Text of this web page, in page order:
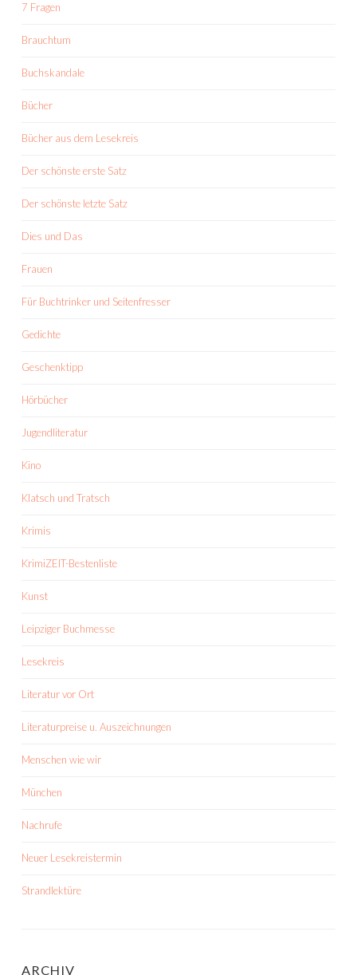
7 Fragen
Brauchtum
Buchskandale
Bücher
Bücher aus dem Lesekreis
Der schönste erste Satz
Der schönste letzte Satz
Dies und Das
Frauen
Für Buchtrinker und Seitenfresser
Gedichte
Geschenktipp
Hörbücher
Jugendliteratur
Kino
Klatsch und Tratsch
Krimis
KrimiZEIT-Bestenliste
Kunst
Leipziger Buchmesse
Lesekreis
Literatur vor Ort
Literaturpreise u. Auszeichnungen
Menschen wie wir
München
Nachrufe
Neuer Lesekreistermin
Strandlektüre
ARCHIV